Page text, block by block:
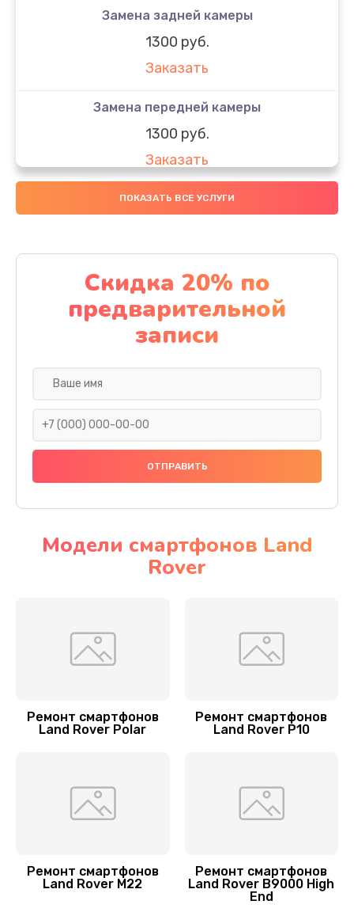
Замена задней камеры
1300 руб.
Заказать
Замена передней камеры
1300 руб.
Заказать
Чистка от воды
Заказать
Замена корпусных деталей
400 руб.
Заказать
Замена контроллера питания
Замена корпуса
Заказать
1500 руб.
ПОКАЗАТЬ ВСЕ УСЛУГИ
Скидка 20% по
предварительной
записи
Модели смартфонов Land
Rover
Ремонт смартфонов
Land Rover Polar
Ремонт смартфонов
Land Rover P10
Ремонт смартфонов
Land Rover M22
Ремонт смартфонов
Land Rover B9000 High
End